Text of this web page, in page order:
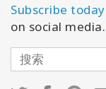
Subscribe today
on social media.